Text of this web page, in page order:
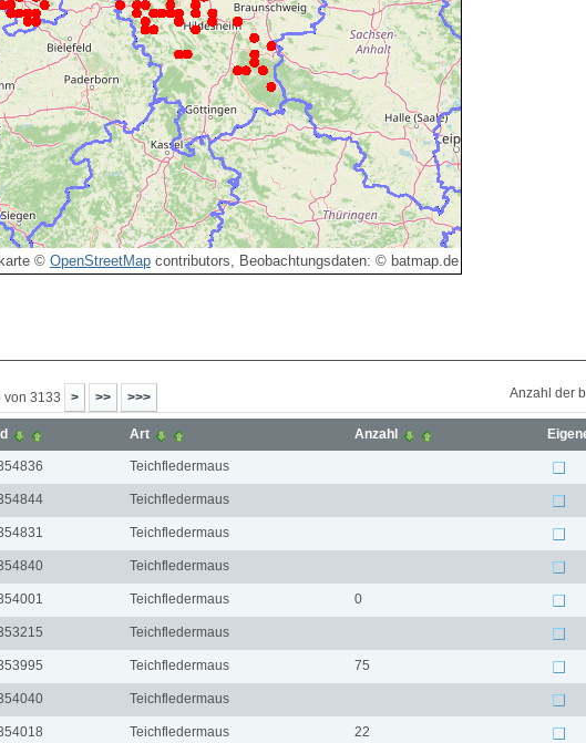
© OpenStreetMap contributors, Beobachtungsdaten: © batmap.de
von 3133 Anzahl der
Id Art Anzahl
Teichfledermaus
Teichfledermaus
Teichfledermaus
Teichfledermaus
Teichfledermaus 0
Teichfledermaus
Teichfledermaus 75
Teichfledermaus
Teichfledermaus 22